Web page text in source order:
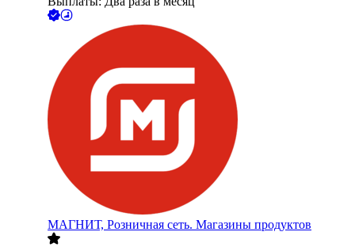
МАГНИТ, Розничная сеть. Магазины продуктов